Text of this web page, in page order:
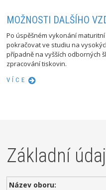
MOŽNOSTI DALŠÍHO
Po úspěšném vykonání
pokračovat ve studiu na
případně na vyšších odborných
zpracování tiskovin.
VÍCE
Základní
Název oboru: